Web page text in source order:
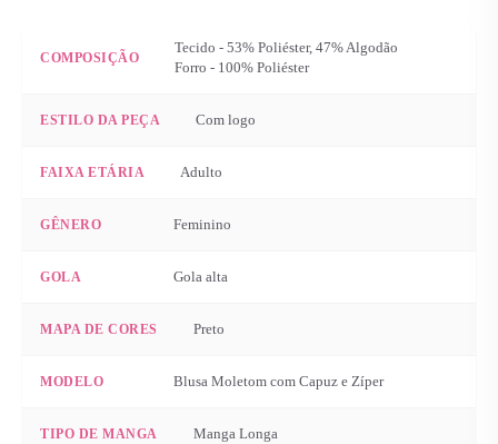
COMPOSIÇÃO
Tecido - 53% Poliéster, 47% Algodão
Forro - 100% Poliéster
ESTILO DA PEÇA Com logo
FAIXA ETÁRIA Adulto
GÊNERO Feminino
GOLA Gola alta
MAPA DE CORES Preto
MODELO Blusa Moletom com Capuz e Zíper
TIPO DE MANGA Manga Longa